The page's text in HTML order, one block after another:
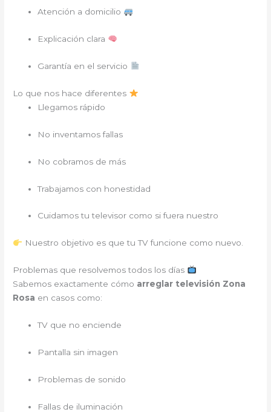
Atención a domicilio
Explicación clara
Garantía en el servicio
Lo que nos hace diferentes
Llegamos rápido
No inventamos fallas
No cobramos de más
Trabajamos con honestidad
Cuidamos tu televisor como si fuera nuestro
Nuestro objetivo es que tu TV funcione como nuevo.
Problemas que resolvemos todos los días
Sabemos exactamente cómo arreglar televisión Zona
Rosa en casos como:
TV que no enciende
Pantalla sin imagen
Problemas de sonido
Fallas de iluminación